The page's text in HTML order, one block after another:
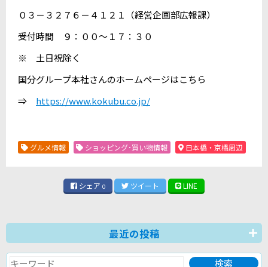
０３－３２７６－４１２１（経営企画部広報課）
受付時間 ９：００～１７：３０
※ 土日祝除く
国分グループ本社さんのホームページはこちら
⇒ https://www.kokubu.co.jp/
グルメ情報 ショッピング･買い物情報 日本橋・京橋周辺
シェア 0 ツイート LINE
最近の投稿